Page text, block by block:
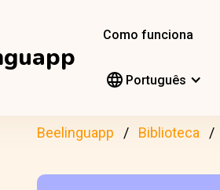
Como funciona
Português
Beelinguapp Biblioteca